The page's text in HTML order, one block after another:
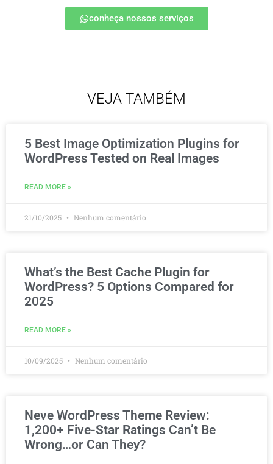
conheça nossos serviços
VEJA TAMBÉM
5 Best Image Optimization Plugins for
WordPress Tested on Real Images
READ MORE »
21/10/2025 Nenhum comentário
What’s the Best Cache Plugin for
WordPress? 5 Options Compared for
2025
READ MORE »
10/09/2025 Nenhum comentário
Neve WordPress Theme Review:
1,200+ Five-Star Ratings Can’t Be
Wrong…or Can They?